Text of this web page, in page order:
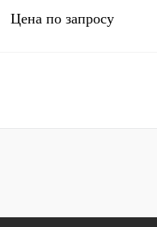
Цена по запросу
Купить в 1 клик